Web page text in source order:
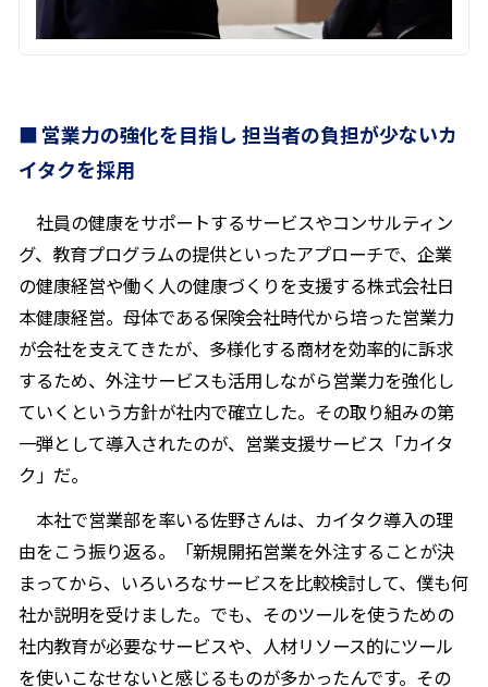
営業力の強化を目指し 担当者の負担が少ないカ
イタクを採用
社員の健康をサポートするサービスやコンサルティン
グ、教育プログラムの提供といったアプローチで、企業
の健康経営や働く人の健康づくりを支援する株式会社日
本健康経営。母体である保険会社時代から培った営業力
が会社を支えてきたが、多様化する商材を効率的に訴求
するため、外注サービスも活用しながら営業力を強化し
ていくという方針が社内で確立した。その取り組みの第
一弾として導入されたのが、営業支援サービス「カイタ
ク」だ。
本社で営業部を率いる佐野さんは、カイタク導入の理
由をこう振り返る。「新規開拓営業を外注することが決
まってから、いろいろなサービスを比較検討して、僕も何
社か説明を受けました。でも、そのツールを使うための
社内教育が必要なサービスや、人材リソース的にツール
を使いこなせないと感じるものが多かったんです。その